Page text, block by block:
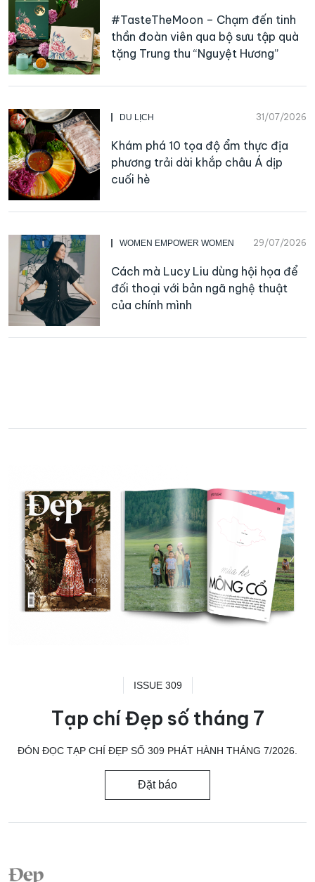
#TasteTheMoon – Chạm đến tinh
thần đoàn viên qua bộ sưu tập quà
tặng Trung thu “Nguyệt Hương”
DU LỊCH 31/07/2026
Khám phá 10 tọa độ ẩm thực địa
phương trải dài khắp châu Á dịp
cuối hè
WOMEN EMPOWER WOMEN 29/07/2026
Cách mà Lucy Liu dùng hội họa để
đối thoại với bản ngã nghệ thuật
của chính mình
ISSUE 309
Tạp chí Đẹp số tháng 7
ĐÓN ĐỌC TẠP CHÍ ĐẸP SỐ 309 PHÁT HÀNH THÁNG 7/2026.
Đặt báo